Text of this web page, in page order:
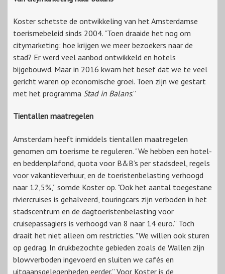
Koster schetste de ontwikkeling van het Amsterdamse
toerismebeleid sinds 2004. "Toen draaide het nog om
citymarketing: hoe krijgen we meer bezoekers naar de
stad? Er werd veel aanbod ontwikkeld en hotels
bijgebouwd. Maar in 2016 kwam het besef dat we te veel
gericht waren op economische groei. Toen zijn we gestart
met het programma Stad in Balans.”
Tientallen maatregelen
Amsterdam heeft inmiddels tientallen maatregelen
genomen om toerisme te reguleren. "We hebben een hotel-
en beddenplafond, quota voor B&B’s per stadsdeel, regels
voor vakantieverhuur, en de toeristenbelasting verhoogd
naar 12,5%,” somde Koster op. "Ook het aantal toegestane
riviercruises is gehalveerd, touringcars zijn verboden in het
stadscentrum en de dagtoeristenbelasting voor
cruisepassagiers is verhoogd van 8 naar 14 euro.” Toch
draait het niet alleen om restricties. "We willen ook sturen
op gedrag. In drukbezochte gebieden zoals de Wallen zijn
blowverboden ingevoerd en sluiten we cafés en
uitgaansgelegenheden eerder.” Voor Koster is de